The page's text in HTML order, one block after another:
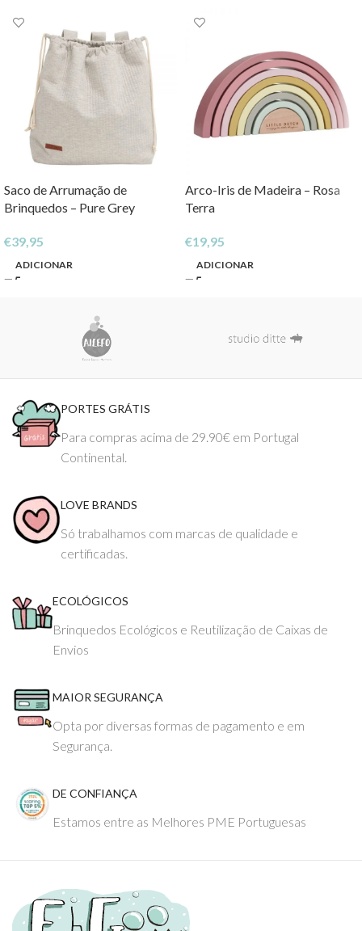
Saco de Arrumação de
Brinquedos – Pure Grey
€39,95
ADICIONAR
Arco-Iris de Madeira – Rosa
Terra
€19,95
ADICIONAR
PORTES GRÁTIS
Para compras acima de 29.90€ em Portugal
Continental.
LOVE BRANDS
Só trabalhamos com marcas de qualidade e
certificadas.
ECOLÓGICOS
Brinquedos Ecológicos e Reutilização de Caixas de
Envios
MAIOR SEGURANÇA
Opta por diversas formas de pagamento e em
Segurança.
DE CONFIANÇA
Estamos entre as Melhores PME Portuguesas